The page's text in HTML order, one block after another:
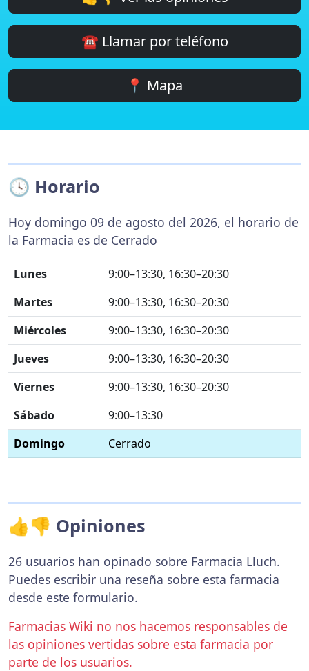
☎️ Llamar por teléfono
📍 Mapa
🕓 Horario
Hoy domingo 09 de agosto del 2026, el horario de
la Farmacia es de Cerrado
Lunes
9:00–13:30, 16:30–20:30
Martes
9:00–13:30, 16:30–20:30
Miércoles
9:00–13:30, 16:30–20:30
Jueves
9:00–13:30, 16:30–20:30
Viernes
9:00–13:30, 16:30–20:30
Sábado
9:00–13:30
Domingo
Cerrado
👍👎 Opiniones
26 usuarios han opinado sobre Farmacia Lluch.
Puedes escribir una reseña sobre esta farmacia
desde este formulario.
Farmacias Wiki no nos hacemos responsables de
las opiniones vertidas sobre esta farmacia por
parte de los usuarios.